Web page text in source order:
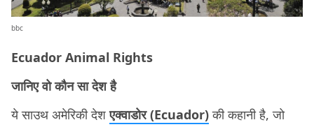
bbc
Ecuador Animal Rights
जानिए वो कौन सा देश है
ये साउथ अमेरिकी देशएक्वाडोर (Ecuador)की कहानी है, जो